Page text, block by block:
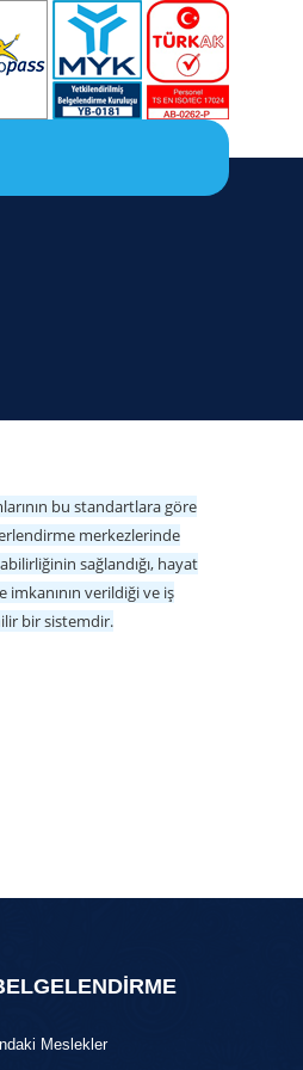
bu standartlara göre
merkezlerinde
sağlandığı, hayat
verildiği ve iş
bir sistemdir.
Meslekler